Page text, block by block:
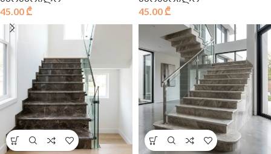
45.00 ₾
45.00 ₾